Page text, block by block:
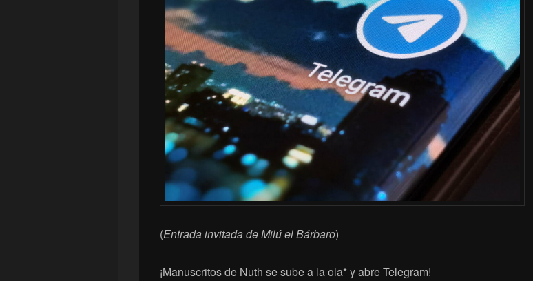
(Entrada invitada de Milú el Bárbaro)
¡Manuscritos de Nuth se sube a la ola* y abre Telegram!